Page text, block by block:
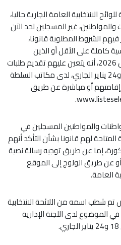
الانتخابية العامة الجارية حاليا،
والمواطنين، غير المسجلين لحد الآن
الشروط المطلوبة قانونا،
18 سنة شمسية كاملة على الأقل أو الذين
سيبلغون هذا السن في 31 مارس 2026، أنه يتعين عليهم تقديم طلبات
تسجيلهم، خلال الفترة ما بين 18 و24 يناير الجاري، لدى مكاتب السلطة
إقامتهم أو مباشرة عن طريق
والمواطنين المسجلين في
المتاحة لهم قانونا بشأن التأكد أنهم
إما عن طريق توجيه رسالة نصية
قصيرة إلى الرقم المجاني 2727 أو عن طريق الولوج إلى الموقع
العامة.
شطب اسمه من اللائحة الانتخابية
الموضوع لدى اللجنة الإدارية